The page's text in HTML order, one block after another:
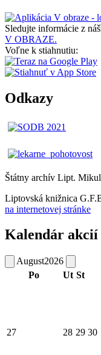
Sledujte informácie z
V OBRAZE.
Voľne k stiahnutiu:
Odkazy
Štátny archív Lipt.
Liptovská knižnica
na internetovej stránke
Kalendár akcií
August2026
Po
Ut St
27 28 29 30